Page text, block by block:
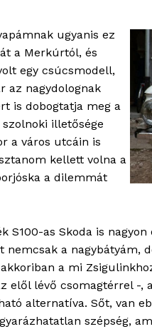
ugyanis ez
a Merkúrtól, és
egy csúcsmodell,
az nagydolognak
is dobogtatja meg a
illetősége
a város utcáin is
kellett volna a
a dilemmát
S100-as Skoda is
nemcsak a nagybátyám,
akkoriban a mi
elől lévő csomagtérrel -,
alternatíva. Sőt, van
szépség,